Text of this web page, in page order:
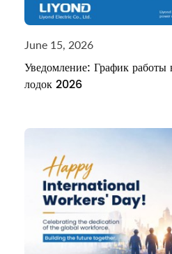
June 15, 2026
Уведомление: График работы
лодок 2026